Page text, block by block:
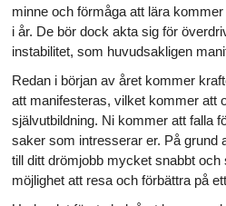
minne och förmåga att lära
i år. De bör dock akta sig för
instabilitet, som huvudsakligen
Redan i början av året kommer
att manifesteras, vilket kommer att
självutbildning. Ni kommer att falla
saker som intresserar er. På grund
till ditt drömjobb mycket snabbt
möjlighet att resa och förbättra på